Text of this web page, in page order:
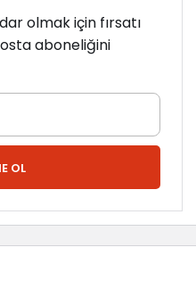
olmak için fırsatı
aboneliğini
OL